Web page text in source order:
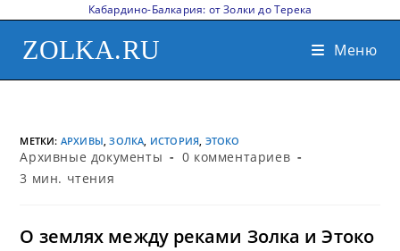
Кабардино-Балкария: от Золки до Терека
ZOLKA.RU Меню
МЕТКИ: АРХИВЫ, ЗОЛКА, ИСТОРИЯ, ЭТОКО
Архивные документы
0 комментариев
3 мин. чтения
О землях между реками Золка и Этоко